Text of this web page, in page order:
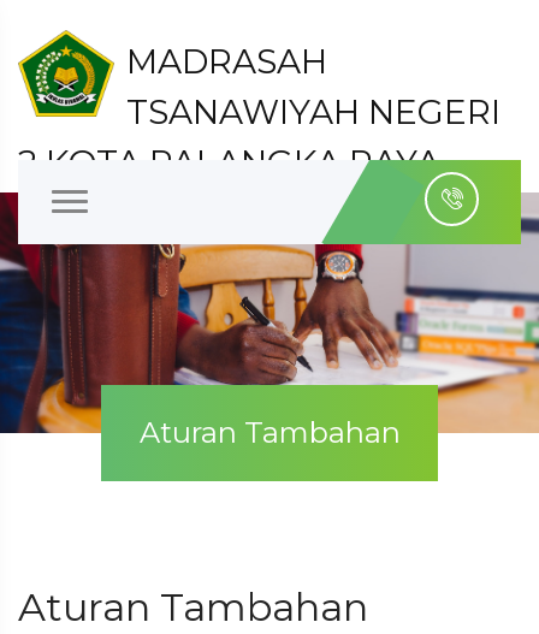
MADRASAH
TSANAWIYAH NEGERI
2 KOTA PALANGKA RAYA
Kelurahan Bukit Tunggal Kecamatan Jekan Raya
Aturan Tambahan
Aturan Tambahan